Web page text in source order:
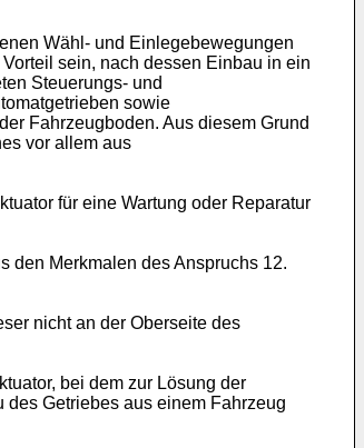
Wähl- und Einlegebewegungen
sein, nach dessen Einbau in ein
Steuerungs- und
sowie
Fahrzeugboden. Aus diesem Grund
vor allem aus
für eine Wartung oder Reparatur
den Merkmalen des Anspruchs 12.
nicht an der Oberseite des
bei dem zur Lösung der
Getriebes aus einem Fahrzeug